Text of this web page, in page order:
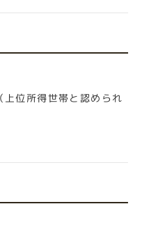
位所得世帯と認められ